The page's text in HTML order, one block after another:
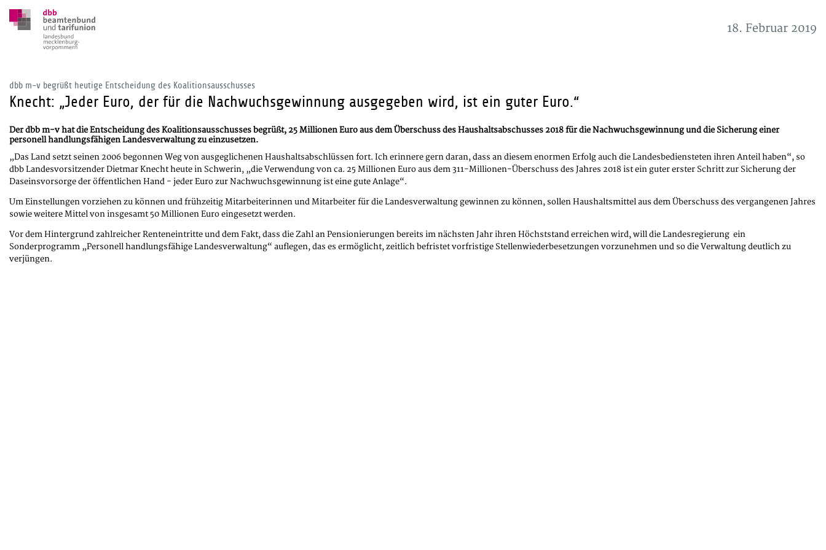
18. Februar 2019
dbb m-v begrüßt heutige Entscheidung des Koalitionsausschusses
Knecht: „Jeder Euro, der für die Nachwuchsgewinnung ausgegeben wird, ist ein guter Euro.“
Der dbb m-v hat die Entscheidung des Koalitionsausschusses begrüßt, 25 Millionen Euro aus dem Überschuss des Haushaltsabschusses 2018 für die Nachwuchsgewinnung und die Sicherung einer
personell handlungsfähigen Landesverwaltung zu einzusetzen.
„Das Land setzt seinen 2006 begonnen Weg von ausgeglichenen Haushaltsabschlüssen fort. Ich erinnere gern daran, dass an diesem enormen Erfolg auch die Landesbediensteten ihren Anteil haben“, so
dbb Landesvorsitzender Dietmar Knecht heute in Schwerin, „die Verwendung von ca. 25 Millionen Euro aus dem 311-Millionen-Überschuss des Jahres 2018 ist ein guter erster Schritt zur Sicherung der
Daseinsvorsorge der öffentlichen Hand - jeder Euro zur Nachwuchsgewinnung ist eine gute Anlage“.
Um Einstellungen vorziehen zu können und frühzeitig Mitarbeiterinnen und Mitarbeiter für die Landesverwaltung gewinnen zu können, sollen Haushaltsmittel aus dem Überschuss des vergangenen Jahres
sowie weitere Mittel von insgesamt 50 Millionen Euro eingesetzt werden.
Vor dem Hintergrund zahlreicher Renteneintritte und dem Fakt, dass die Zahl an Pensionierungen bereits im nächsten Jahr ihren Höchststand erreichen wird, will die Landesregierung ein
Sonderprogramm „Personell handlungsfähige Landesverwaltung“ auflegen, das es ermöglicht, zeitlich befristet vorfristige Stellenwiederbesetzungen vorzunehmen und so die Verwaltung deutlich zu
verjüngen.